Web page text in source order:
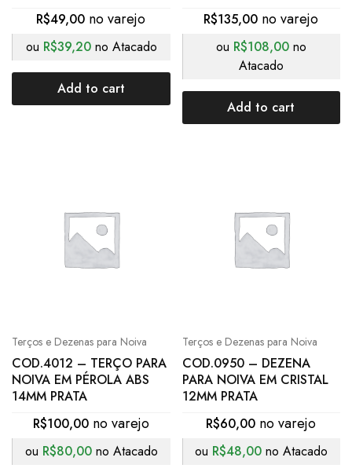
R$49,00
ou R$39,20 no Atacado
Add to cart
R$135,00
ou R$108,00 no
Atacado
Add to cart
Terços e Dezenas para Noiva
COD.4012 – TERÇO PARA
NOIVA EM PÉROLA ABS
14MM PRATA
R$100,00
ou R$80,00 no Atacado
Terços e Dezenas para Noiva
COD.0950 – DEZENA
PARA NOIVA EM CRISTAL
12MM PRATA
R$60,00
ou R$48,00 no Atacado